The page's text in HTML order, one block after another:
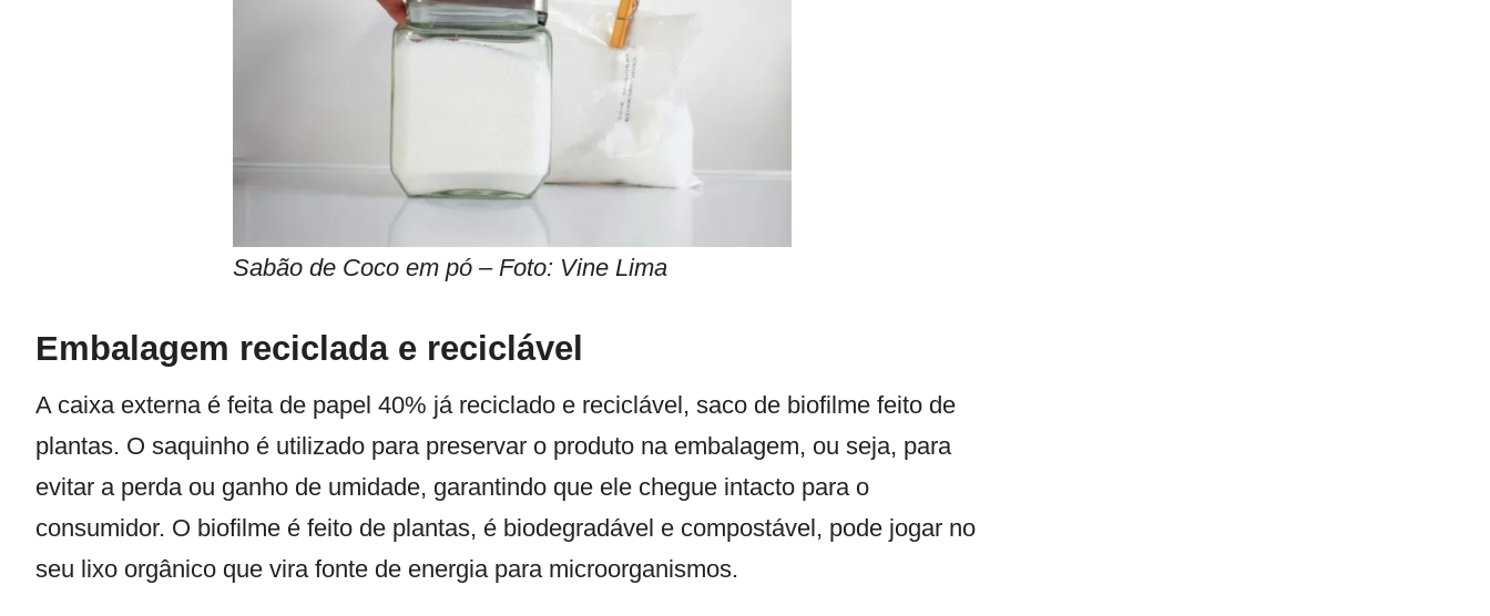
Sabão de Coco em pó – Foto: Vine Lima
Embalagem reciclada e reciclável
A caixa externa é feita de papel 40% já reciclado e reciclável, saco de biofilme feito de
plantas. O saquinho é utilizado para preservar o produto na embalagem, ou seja, para
evitar a perda ou ganho de umidade, garantindo que ele chegue intacto para o
consumidor. O biofilme é feito de plantas, é biodegradável e compostável, pode jogar no
seu lixo orgânico que vira fonte de energia para microorganismos.